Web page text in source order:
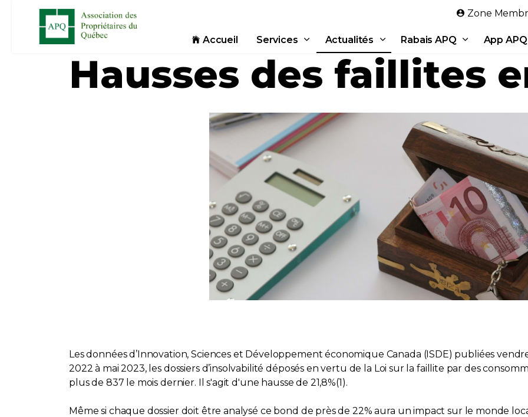
Accueil Services Actualités Rabais APQ App APQ
Zone
Hausses des faillites
Les données d’Innovation, Sciences et Développement économique Canada (ISDE) publiées
2022 à mai 2023, les dossiers d’insolvabilité déposés en vertu de la Loi sur la faillite par des
plus de 837 le mois dernier. Il s'agit d'une hausse de 21,8%(1).
Même si chaque dossier doit être analysé ce bond de près de 22% aura un impact sur le monde